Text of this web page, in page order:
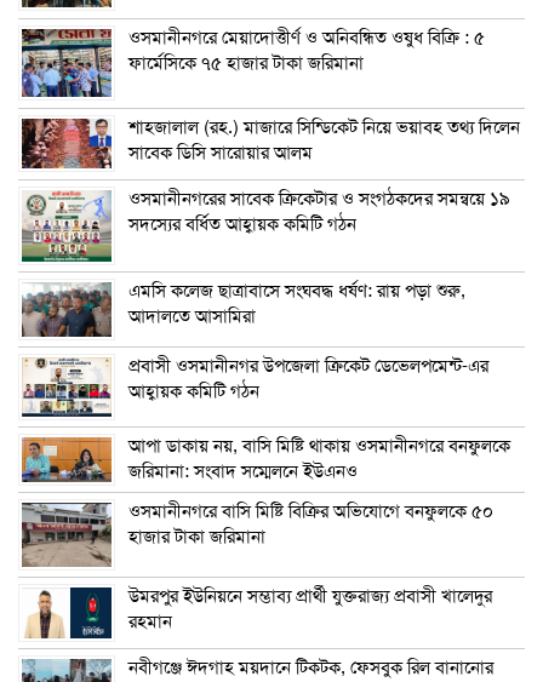
ওসমানীনগরে মেয়াদোত্তীর্ণ ও অনিবন্ধিত ওষুধ বিক্রি : ৫
ফার্মেসিকে ৭৫ হাজার টাকা জরিমানা
শাহজালাল (রহ.) মাজারে সিন্ডিকেট নিয়ে ভয়াবহ তথ্য দিলেন
সাবেক ডিসি সারোয়ার আলম
ওসমানীনগরের সাবেক ক্রিকেটার ও সংগঠকদের সমন্বয়ে ১৯
সদস্যের বর্ধিত আহ্বায়ক কমিটি গঠন
এম‌সি কলেজ ছাত্রাবাসে সংঘবদ্ধ ধর্ষণ: রায় পড়া শুরু,
আদালতে আসামিরা
প্রবাসী ওসমানীনগর উপজেলা ক্রিকেট ডেভেলপমেন্ট-এর
আহ্বায়ক কমিটি গঠন
আপা ডাকায় নয়, বাসি মিষ্টি থাকায় ওসমানীনগরে বনফুলকে
জরিমানা: সংবাদ সম্মেলনে ইউএনও
ওসমানীনগরে বাসি মিষ্টি বিক্রির অভিযোগে বনফুলকে ৫০
হাজার টাকা জরিমানা
উমরপুর ইউনিয়নে সম্ভাব্য প্রার্থী যুক্তরাজ্য প্রবাসী খালেদুর
রহমান
নবীগঞ্জে ঈদগাহ ময়দানে টিকটক, ফেসবুক রিল বানানোর